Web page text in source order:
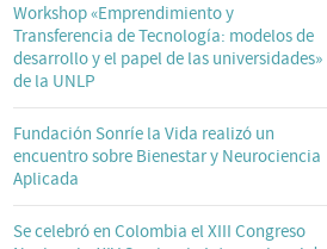
Workshop «Emprendimiento y
Transferencia de Tecnología: modelos de
desarrollo y el papel de las universidades»
de la UNLP
Fundación Sonríe la Vida realizó un
encuentro sobre Bienestar y Neurociencia
Aplicada
Se celebró en Colombia el XIII Congreso